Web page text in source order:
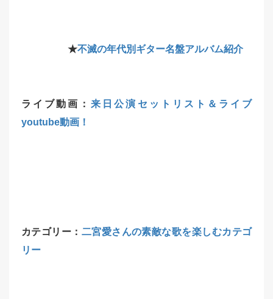
★不滅の年代別ギター名盤アルバム紹介
ライブ動画：来日公演セットリスト＆ライブ
youtube動画！
カテゴリー： 二宮愛さんの素敵な歌を楽しむカテゴ
リー